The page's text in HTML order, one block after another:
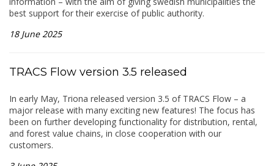
best support for their exercise of public authority.
18 June 2025
TRACS Flow version 3.5 released
In early May, Triona released version 3.5 of TRACS Flow – a
major release with many exciting new features! The focus has
been on further developing functionality for distribution, rental,
and forest value chains, in close cooperation with our
customers.